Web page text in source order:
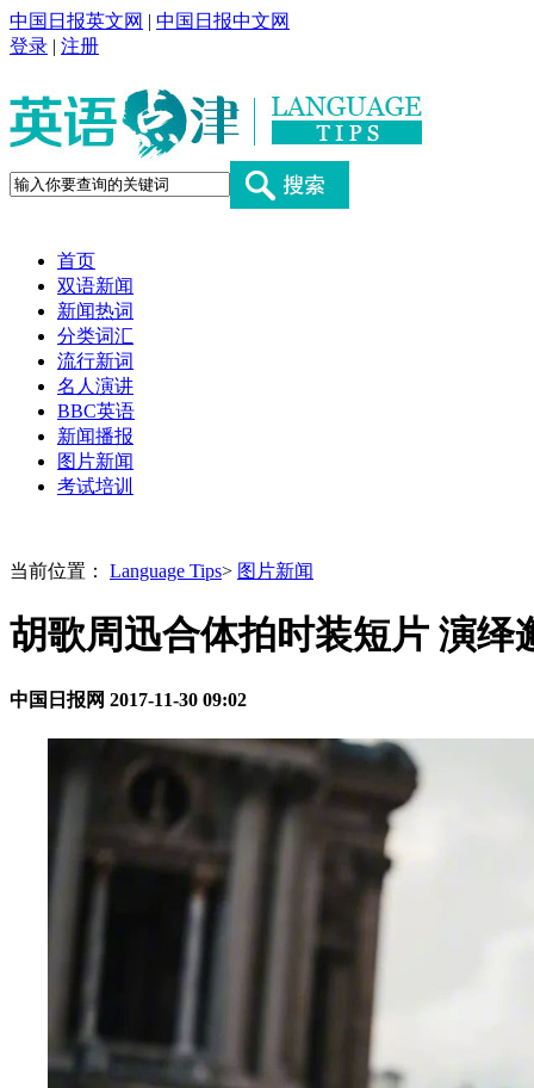
中国日报英文网 | 中国日报中文网
登录 | 注册
首页
双语新闻
新闻热词
分类词汇
流行新词
名人演讲
BBC英语
新闻播报
图片新闻
考试培训
当前位置： Language Tips> 图片新闻
胡歌周迅合体拍时装短片 演
中国日报网 2017-11-30 09:02